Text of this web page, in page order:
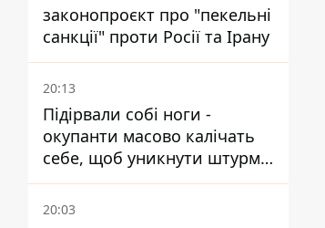
законопроєкт про "пекельні
санкції" проти Росії та Ірану
20:13
Підірвали собі ноги -
окупанти масово калічать
себе, щоб уникнути штурмів
- ГУР
20:03